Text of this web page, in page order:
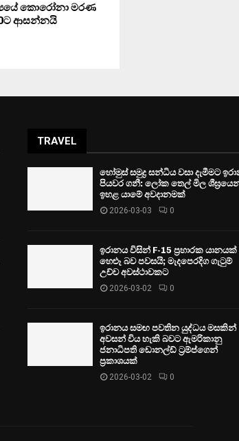
කොරෝනා මරණ
ආසන්නයි
TRAVEL
හෝමුස් සමුද්‍ර සන්ධිය වසා දැමීමට
පියවර ගනී: ලෝක තෙල් මිල
ඉහළ යාමේ අවදානමක්
2026-03-03 0
ඉරානය විසින් F-15 ප්‍රහාරක
හෙළූ බව පවසයි; මැදපෙරදිග ගැටුම්
උච්ච අවස්ථාවකට
2026-03-02 0
ඉරානය සමඟ පවතින යුද්ධය මසකින්
අවසන් විය හැකි බවට ඇමරිකානු
ජනාධිපති ඩොනල්ඩ් ට්‍රම්ප්ගෙන්
ප්‍රකාශයක්
2026-03-02 0